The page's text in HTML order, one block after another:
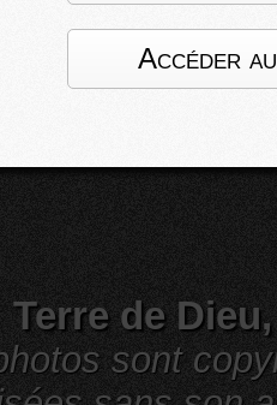
Accéder
Terre de
sont